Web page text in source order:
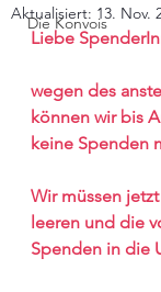
Die Konvois
Aktualisiert: 13. Nov.
Liebe
wegen des
können wir bis
keine Spenden
Wir müssen
leeren und die
Spenden in die